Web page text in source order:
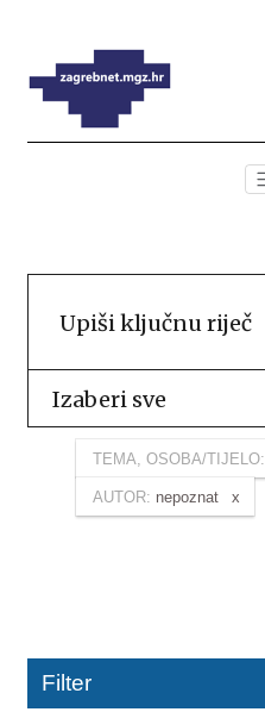
Izaberi sve
TEMA, OSOBA/TIJELO:
AUTOR: nepoznat
Filter